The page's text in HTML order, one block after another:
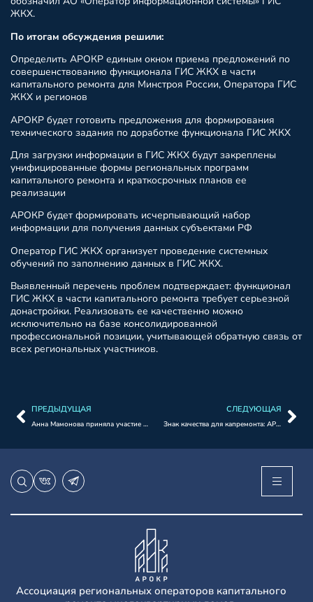
ЖКХ.
По итогам обсуждения решили:
Определить АРОКР единым окном приема предложений по
совершенствованию функционала ГИС ЖКХ в части
капитального ремонта для Минстроя России, Оператора ГИС
ЖКХ и регионов
АРОКР будет готовить предложения для формирования
технического задания по доработке функционала ГИС ЖКХ
Для загрузки информации в ГИС ЖКХ будут закреплены
унифицированные формы региональных программ
капитального ремонта и краткосрочных планов ее
реализации
АРОКР будет формировать исчерпывающий набор
информации для получения данных субъектами РФ
Оператор ГИС ЖКХ организует проведение системных
обучений по заполнению данных в ГИС ЖКХ.
Выявленный перечень проблем подтверждает: функционал
ГИС ЖКХ в части капитального ремонта требует серьезной
донастройки. Реализовать ее качественно можно
исключительно на базе консолидированной
профессиональной позиции, учитывающей обратную связь от
всех региональных участников.
ПРЕДЫДУЩАЯ
Анна Мамонова приняла участие в обсуждении концепции Договора жизненного цикла МКД
СЛЕДУЮЩАЯ
Знак качества для капремонта: АРОКР встретилась с экспертами Роскачества
Ассоциация региональных операторов капитального